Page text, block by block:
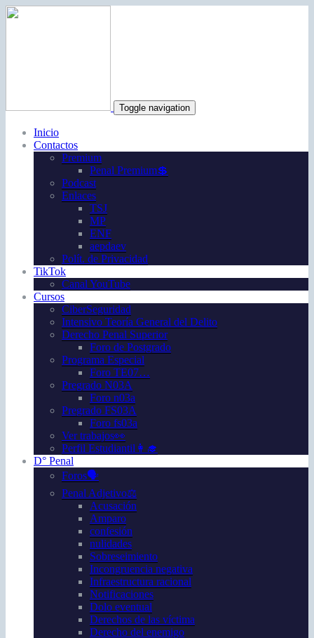
Toggle navigation
Inicio
Contactos
Premium
Penal Premium💲
Podcast
Enlaces
TSJ
MP
ENF
aepdaev
Polít. de Privacidad
TikTok
Canal YouTube
Cursos
CiberSeguridad
Intensivo Teoría General del Delito
Derecho Penal Superior
Foro de Postgrado
Programa Especial
Foro TE07…
Pregrado N03A
Foro n03a
Pregrado FS03A
Foro fs03a
Ver trabajos👀
Perfil Estudiantil👩‍🎓
D° Penal
Foros🗣️
Penal Adjetivo⚖️
Acusación
Amparo
confesión
nulidades
Sobreseimiento
Incongruencia negativa
Infraestructura racional
Notificaciones
Dolo eventual
Derechos de las víctima
Derecho del enemigo